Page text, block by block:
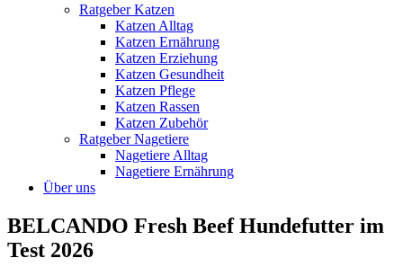
Ratgeber Katzen
Katzen Alltag
Katzen Ernährung
Katzen Erziehung
Katzen Gesundheit
Katzen Pflege
Katzen Rassen
Katzen Zubehör
Ratgeber Nagetiere
Nagetiere Alltag
Nagetiere Ernährung
Über uns
BELCANDO Fresh Beef Hundefutter im
Test 2026